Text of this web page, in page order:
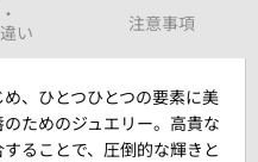
い
注意事項
、ひとつひとつの要素に美
ためのジュエリー。高貴な
ることで、圧倒的な輝きと